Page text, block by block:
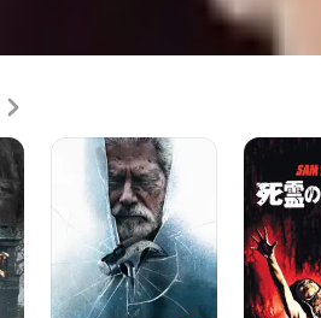
ズ
死
霊
の
は
ら
わ
た